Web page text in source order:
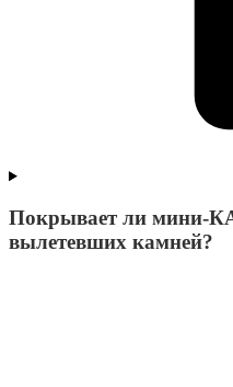
Покрывает ли мини-
вылетевших камней?